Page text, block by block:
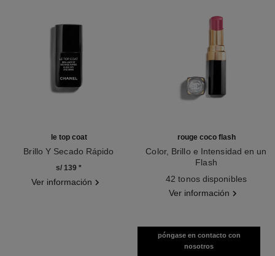
le top coat
Brillo Y Secado Rápido
s/ 139 *
Ver información
rouge coco flash
Color, Brillo e Intensidad en un
Flash
42 tonos disponibles
Ver información
póngase en contacto con
nosotros